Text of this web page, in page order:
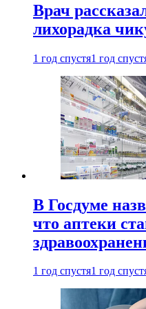
Врач
лихорадка
1 год спустя1 год
В Госдуме
что аптеки
1 год спустя1 год